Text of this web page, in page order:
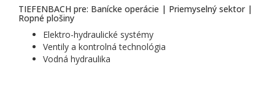
TIEFENBACH pre: Banícke operácie | Priemyselný sektor |
Ropné plošiny
Elektro-hydraulické systémy
Ventily a kontrolná technológia
Vodná hydraulika